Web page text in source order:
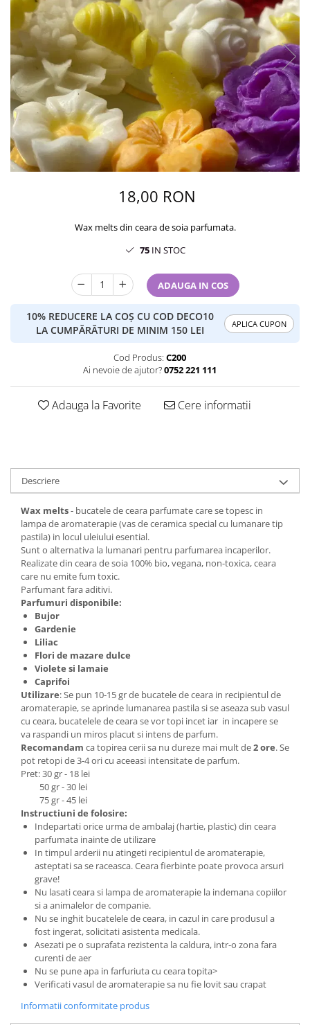
18,00 RON
Wax melts din ceara de soia parfumata.
75IN STOC
ADAUGA IN COS
10% REDUCERE LA COȘ CU COD DECO10
LA CUMPĂRĂTURI DE MINIM 150 LEI
APLICA CUPON
Cod Produs: C200
Ai nevoie de ajutor?0752 221 111
Adauga la Favorite Cere informatii
Descriere
Wax melts- bucatele de ceara parfumate care se topesc in
lampa de aromaterapie (vas de ceramica special cu lumanare tip
pastila) in locul uleiului esential.
Sunt o alternativa la lumanari pentru parfumarea incaperilor.
Realizate din ceara de soia 100% bio, vegana, non-toxica, ceara
care nu emite fum toxic.
Parfumant fara aditivi.
Parfumuri disponibile:
Bujor
Gardenie
Liliac
Flori de mazare dulce
Violete si lamaie
Caprifoi
Utilizare: Se pun 10-15 gr de bucatele de ceara in recipientul de
aromaterapie, se aprinde lumanarea pastila si se aseaza sub vasul
cu ceara, bucatelele de ceara se vor topi incet iar in incapere se
va raspandi un miros placut si intens de parfum.
Recomandam ca topirea cerii sa nu dureze mai mult de2 ore. Se
pot retopi de 3-4 ori cu aceeasi intensitate de parfum.
Pret: 30 gr - 18 lei
50 gr - 30 lei
75 gr - 45 lei
Instructiuni de folosire:
Indepartati orice urma de ambalaj (hartie, plastic) din ceara
parfumata inainte de utilizare
In timpul arderii nu atingeti recipientul de aromaterapie,
asteptati sa se raceasca. Ceara fierbinte poate provoca arsuri
grave!
Nu lasati ceara si lampa de aromaterapie la indemana copiilor
si a animalelor de companie.
Nu se inghit bucatelele de ceara, in cazul in care produsul a
fost ingerat, solicitati asistenta medicala.
Asezati pe o suprafata rezistenta la caldura, intr-o zona fara
curenti de aer
Nu se pune apa in farfuriuta cu ceara topita>
Verificati vasul de aromaterapie sa nu fie lovit sau crapat
Informatii conformitate produs